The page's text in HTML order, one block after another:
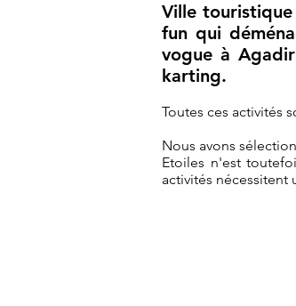
Ville
fun qui
vogue à
karting.
Toutes ces activités
Nous avons
Etoiles n'est
activités nécessitent